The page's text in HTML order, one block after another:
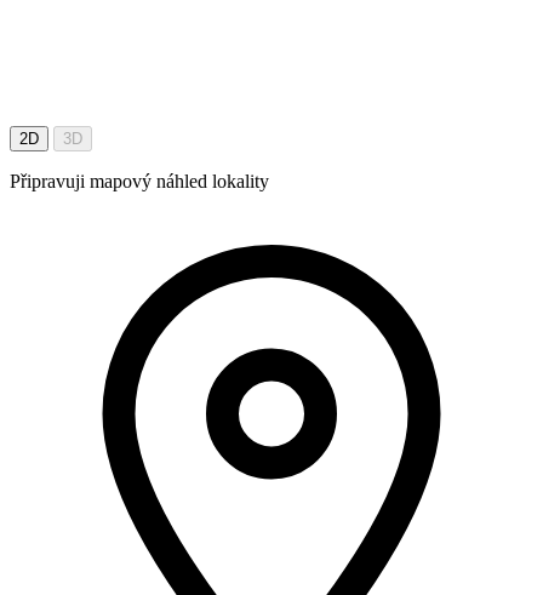
2D 3D
Připravuji mapový náhled lokality